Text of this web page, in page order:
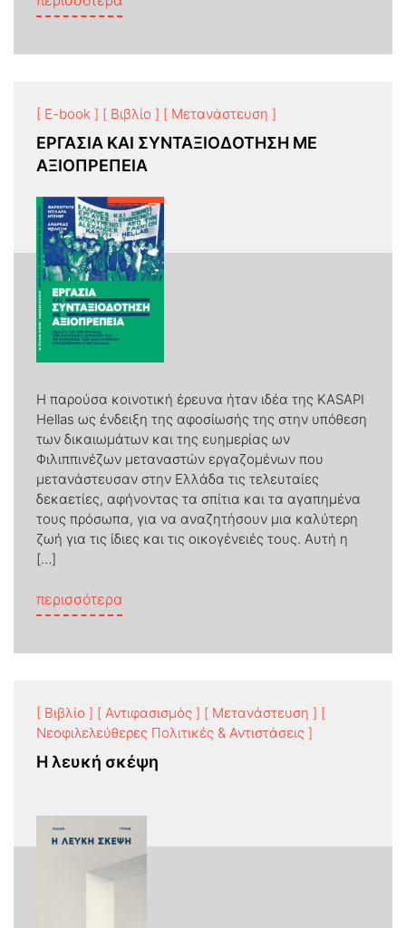
[ E-book ] [ Βιβλίο ] [ Μετανάστευση ]
ΕΡΓΑΣΙΑ ΚΑΙ ΣΥΝΤΑΞΙΟΔΟΤΗΣΗ ΜΕ
ΑΞΙΟΠΡΕΠΕΙΑ
Η παρούσα κοινοτική έρευνα ήταν ιδέα της KASAPI
Hellas ως ένδειξη της αφοσίωσής της στην υπόθεση
των δικαιωμάτων και της ευημερίας ων
Φιλιππινέζων μεταναστών εργαζομένων που
μετανάστευσαν στην Ελλάδα τις τελευταίες
δεκαετίες, αφήνοντας τα σπίτια και τα αγαπημένα
τους πρόσωπα, για να αναζητήσουν μια καλύτερη
ζωή για τις ίδιες και τις οικογένειές τους. Αυτή η
[…]
περισσότερα
[ Βιβλίο ] [ Αντιφασισμός ] [ Μετανάστευση ] [
Νεοφιλελεύθερες Πολιτικές & Αντιστάσεις ]
Η λευκή σκέψη